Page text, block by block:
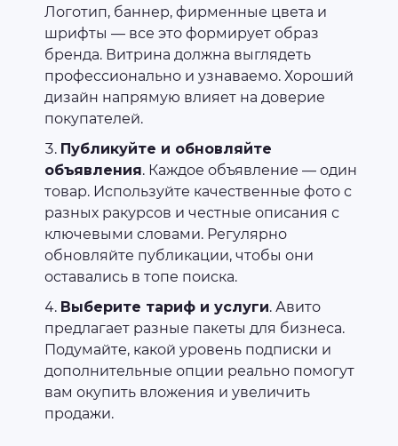
Логотип, баннер, фирменные цвета и
шрифты — все это формирует образ
бренда. Витрина должна выглядеть
профессионально и узнаваемо. Хороший
дизайн напрямую влияет на доверие
покупателей.
Публикуйте и обновляйте
объявления. Каждое объявление — один
товар. Используйте качественные фото с
разных ракурсов и честные описания с
ключевыми словами. Регулярно
обновляйте публикации, чтобы они
оставались в топе поиска.
Выберите тариф и услуги. Авито
предлагает разные пакеты для бизнеса.
Подумайте, какой уровень подписки и
дополнительные опции реально помогут
вам окупить вложения и увеличить
продажи.